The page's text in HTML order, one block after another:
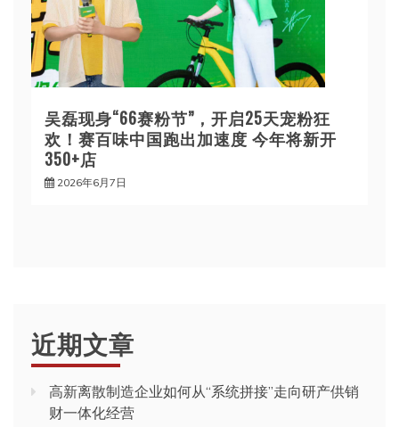
吴磊现身“66赛粉节”，开启25天宠粉狂
欢！赛百味中国跑出加速度 今年将新开
350+店
2026年6月7日
近期文章
高新离散制造企业如何从“系统拼接”走向研产供销
财一体化经营